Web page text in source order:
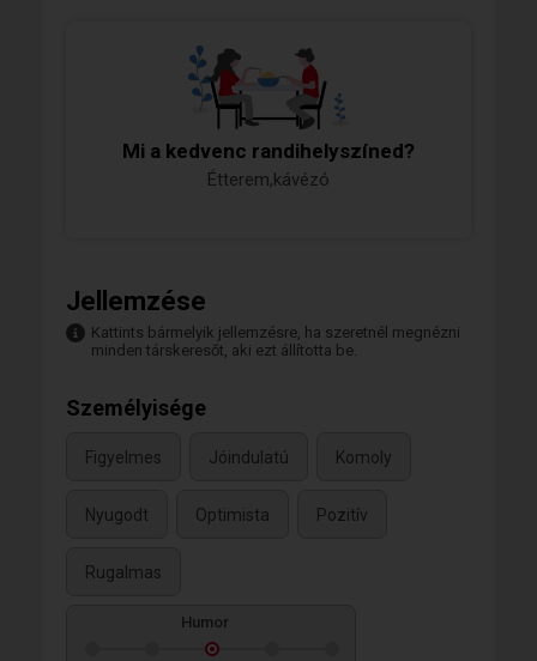
Mi a kedvenc randihelyszíned?
Étterem,kávézó
Jellemzése
Kattints bármelyik jellemzésre, ha szeretnél megnézni
minden társkeresőt, aki ezt állította be.
Személyisége
Figyelmes Jóindulatú Komoly
Nyugodt Optimista Pozitív
Rugalmas
Humor